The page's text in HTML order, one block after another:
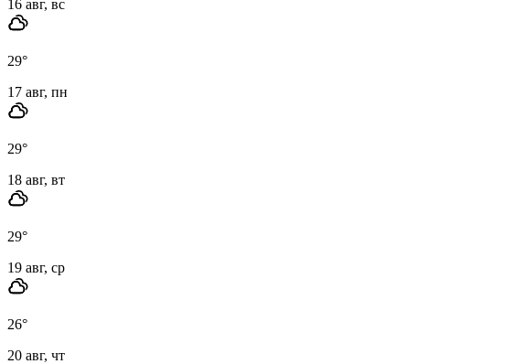
16 авг, вс
29°
17 авг, пн
29°
18 авг, вт
29°
19 авг, ср
26°
20 авг, чт